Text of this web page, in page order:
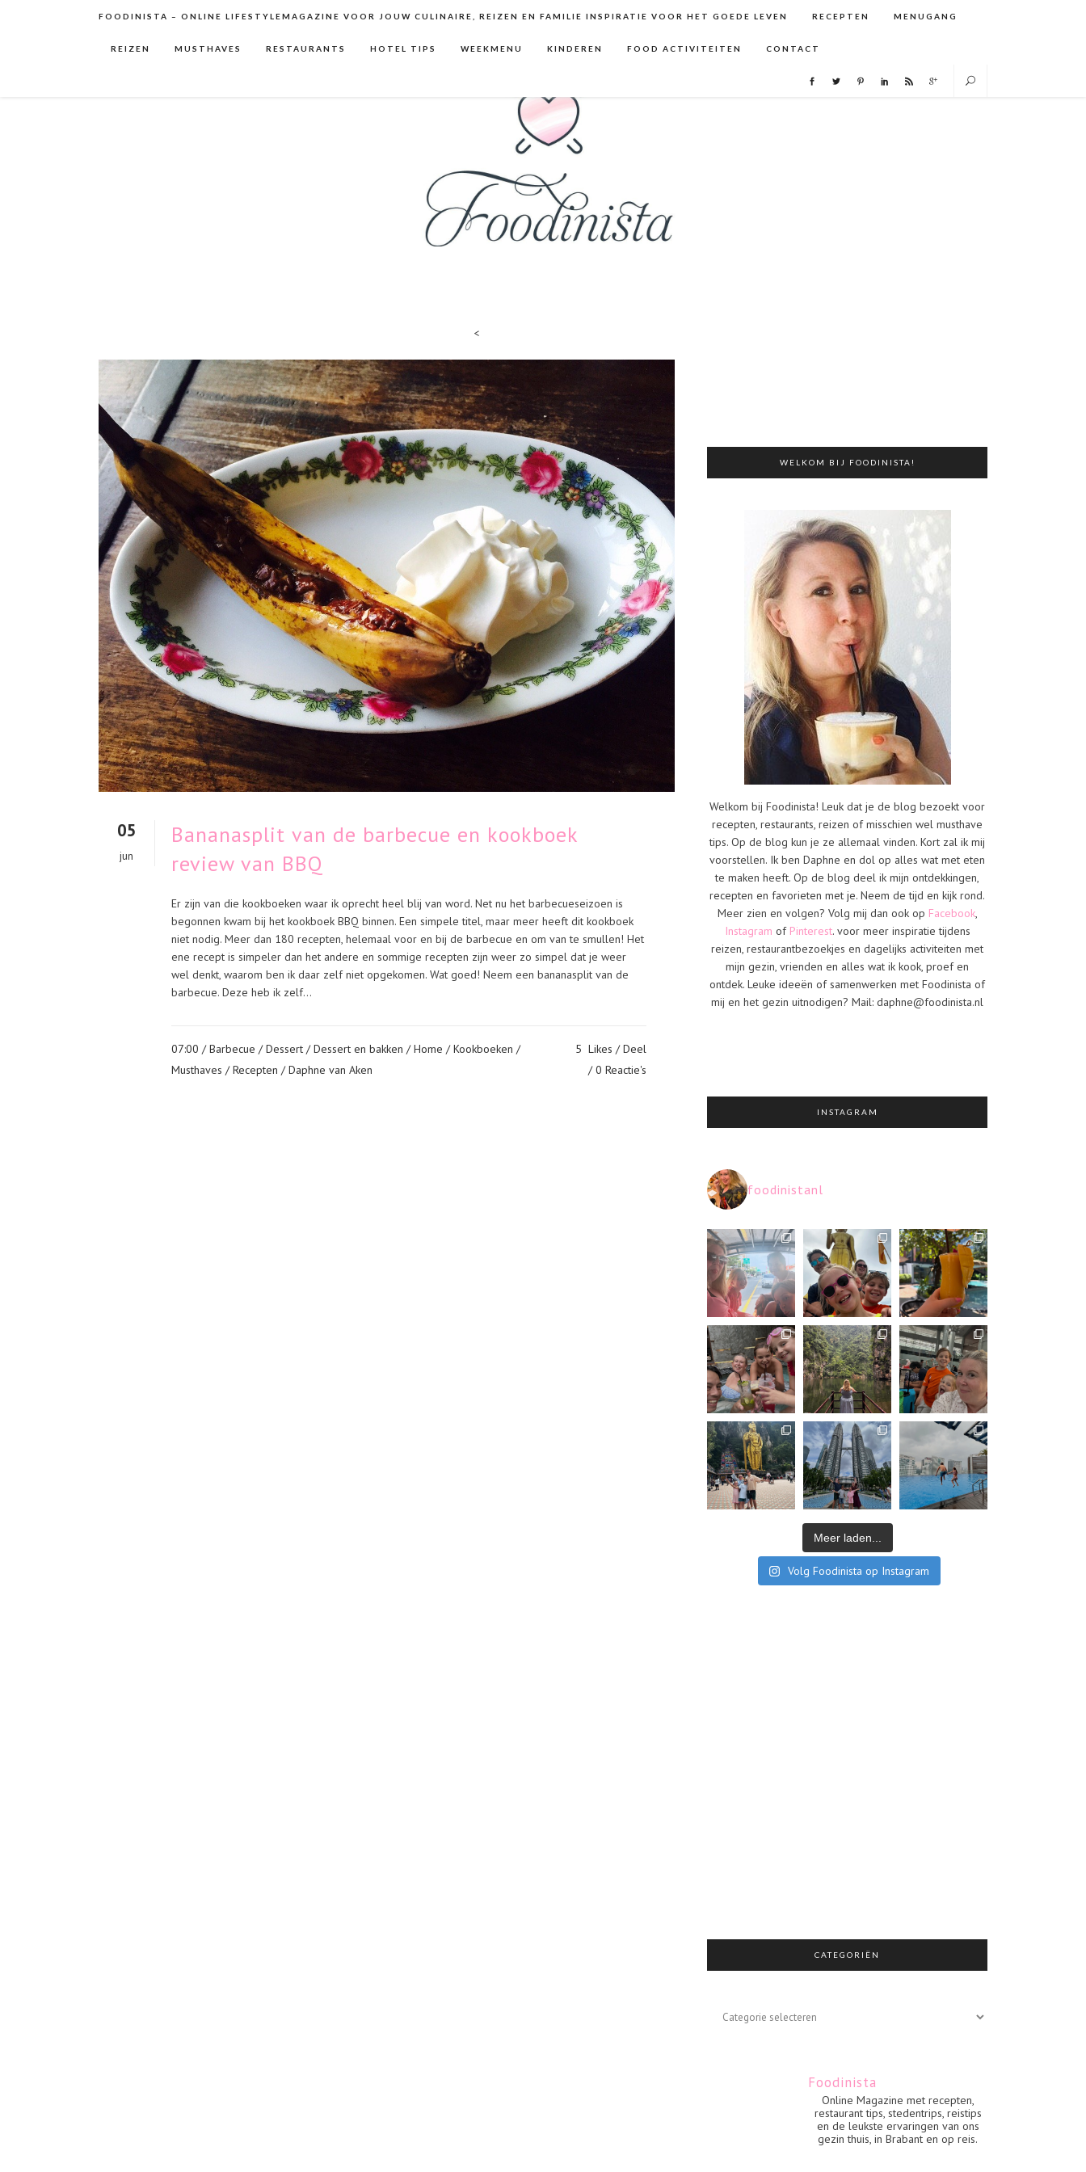
FOODINISTA – ONLINE LIFESTYLEMAGAZINE VOOR JOUW CULINAIRE, REIZEN EN FAMILIE INSPIRATIE VOOR HET GOEDE LEVEN RECEPTEN MENUGANG
REIZEN MUSTHAVES RESTAURANTS HOTEL TIPS WEEKMENU KINDEREN FOOD ACTIVITEITEN CONTACT
<
05
jun
Bananasplit van de barbecue en kookboek
review van BBQ
Er zijn van die kookboeken waar ik oprecht heel blij van word. Net nu het barbecueseizoen is
begonnen kwam bij het kookboek BBQ binnen. Een simpele titel, maar meer heeft dit kookboek
niet nodig. Meer dan 180 recepten, helemaal voor en bij de barbecue en om van te smullen! Het
ene recept is simpeler dan het andere en sommige recepten zijn weer zo simpel dat je weer
wel denkt, waarom ben ik daar zelf niet opgekomen. Wat goed! Neem een bananasplit van de
barbecue. Deze heb ik zelf...
07:00 /Barbecue /Dessert /Dessert en bakken /Home /Kookboeken /
Musthaves /Recepten / Daphne van Aken
5 Likes
Deel
0 Reactie's
WELKOM BIJ FOODINISTA!
Welkom bij Foodinista! Leuk dat je de blog bezoekt voor
recepten, restaurants, reizen of misschien wel musthave
tips. Op de blog kun je ze allemaal vinden. Kort zal ik mij
voorstellen. Ik ben Daphne en dol op alles wat met eten
te maken heeft. Op de blog deel ik mijn ontdekkingen,
recepten en favorieten met je. Neem de tijd en kijk rond.
Meer zien en volgen? Volg mij dan ook op Facebook,
Instagram of Pinterest. voor meer inspiratie tijdens
reizen, restaurantbezoekjes en dagelijks activiteiten met
mijn gezin, vrienden en alles wat ik kook, proef en
ontdek. Leuke ideeën of samenwerken met Foodinista of
mij en het gezin uitnodigen? Mail: daphne@foodinista.nl
INSTAGRAM
foodinistanl
Meer laden...
Volg Foodinista op Instagram
CATEGORIËN
Categoriën
Foodinista
Online Magazine met recepten,
restaurant tips, stedentrips, reistips
en de leukste ervaringen van ons
gezin thuis, in Brabant en op reis.